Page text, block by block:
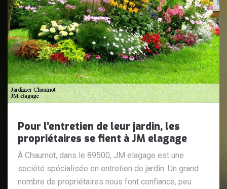
Pour l’entretien de leur jardin, les
propriétaires se fient à JM elagage
À Chaumot, dans le 89500, JM elagage est une
société spécialisée en entretien de jardin. Un grand
nombre de propriétaires nous font confiance, peu